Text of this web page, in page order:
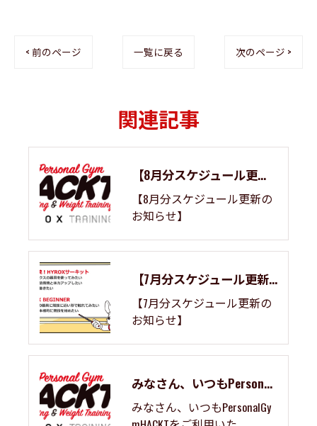
< 前のページ 一覧に戻る 次のページ >
関連記事
【8月分スケジュール更新のお知らせ】
【8月分スケジュール更新の
お知らせ】
【7月分スケジュール更新のお知らせ】
【7月分スケジュール更新の
お知らせ】
みなさん、いつもPersonalGymHACKTをご利用いた...
みなさん、いつもPersonalGy